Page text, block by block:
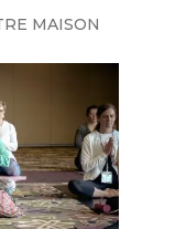
MAISON